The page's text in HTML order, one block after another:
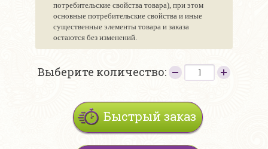
потребительские свойства товара), при этом
основные потребительские свойства и иные
существенные элементы товара и заказа
остаются без изменений.
Выберите количество:
Быстрый заказ